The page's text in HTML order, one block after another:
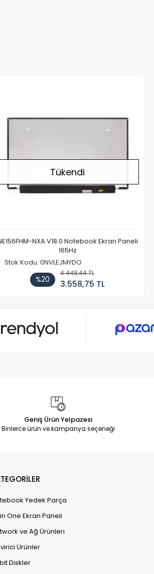
Tükendi
NXA V18.0 Notebook Ekran Paneli
165Hz
Stok Kodu: 0NVLEJMYDO
%20
4.448,44 TL
3.558,75 TL
Geniş Ürün Yelpazesi
Binlerce ürün ve kampanya seçeneği
Yedek Parça
One Ekran Paneli
ve Ağ Ürünleri
Ürünler
Diskler